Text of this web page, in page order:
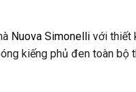
Nuova Simonellivới thiết
kiếng phủ đen toàn